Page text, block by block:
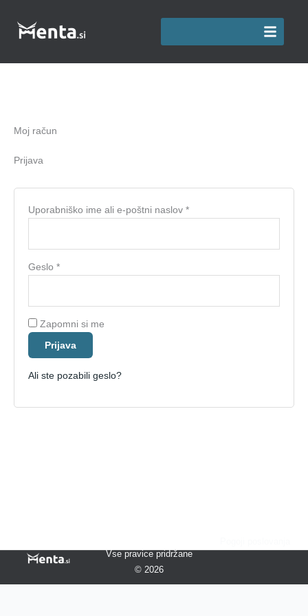
Moj račun
Prijava
Uporabniško ime ali e-poštni naslov *
Geslo *
Zapomni si me
Prijava
Ali ste pozabili geslo?
Vse pravice pridržane
© 2026